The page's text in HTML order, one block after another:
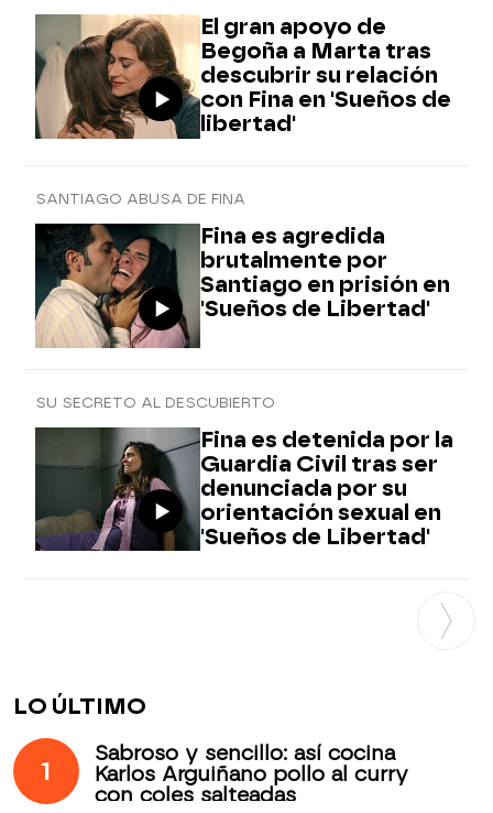
El gran apoyo de
Begoña a Marta tras
descubrir su relación
con Fina en 'Sueños de
libertad'
SANTIAGO ABUSA DE FINA
Fina es agredida
brutalmente por
Santiago en prisión en
'Sueños de Libertad'
SU SECRETO AL DESCUBIERTO
Fina es detenida por la
Guardia Civil tras ser
denunciada por su
orientación sexual en
'Sueños de Libertad'
LO ÚLTIMO
1
Sabroso y sencillo: así cocina
Karlos Arguiñano pollo al curry
con coles salteadas